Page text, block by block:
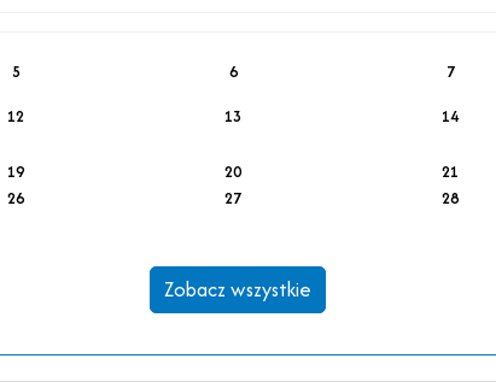
5 6 7
12 13 14
19 20 21
26 27 28
Zobacz wszystkie